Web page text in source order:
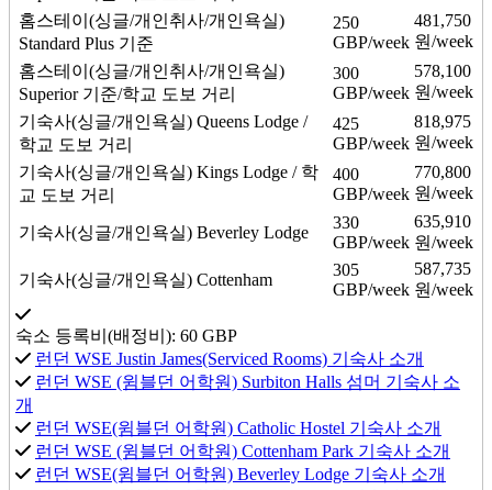
홈스테이(싱글/개인취사/개인욕실)
Standard Plus 기준
250
GBP/week
481,750
원/week
홈스테이(싱글/개인취사/개인욕실)
Superior 기준/학교 도보 거리
300
GBP/week
578,100
원/week
기숙사(싱글/개인욕실) Queens Lodge /
학교 도보 거리
425
GBP/week
818,975
원/week
기숙사(싱글/개인욕실) Kings Lodge / 학
교 도보 거리
400
GBP/week
770,800
원/week
기숙사(싱글/개인욕실) Beverley Lodge
330
GBP/week
635,910
원/week
기숙사(싱글/개인욕실) Cottenham
305
GBP/week
587,735
원/week
숙소 등록비(배정비): 60 GBP
런던 WSE Justin James(Serviced Rooms) 기숙사 소개
런던 WSE (윔블던 어학원) Surbiton Halls 섬머 기숙사 소
개
런던 WSE(윔블던 어학원) Catholic Hostel 기숙사 소개
런던 WSE (윔블던 어학원) Cottenham Park 기숙사 소개
런던 WSE(윔블던 어학원) Beverley Lodge 기숙사 소개